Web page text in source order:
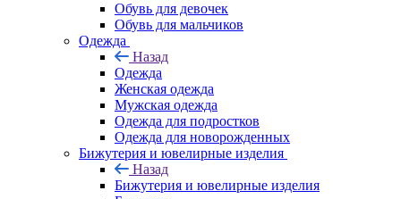
Обувь для девочек
Обувь для мальчиков
Одежда
Назад
Одежда
Женская одежда
Мужская одежда
Одежда для подростков
Одежда для новорожденных
Бижутерия и ювелирные изделия
Назад
Бижутерия и ювелирные изделия